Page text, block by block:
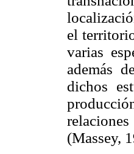
el
varias
además
dichos
(Massey,